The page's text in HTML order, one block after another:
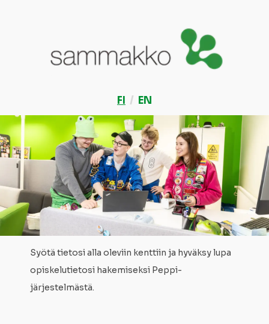
FI / EN
Syötä tietosi alla oleviin kenttiin ja hyväksy lupa
opiskelutietosi hakemiseksi Peppi-
järjestelmästä.